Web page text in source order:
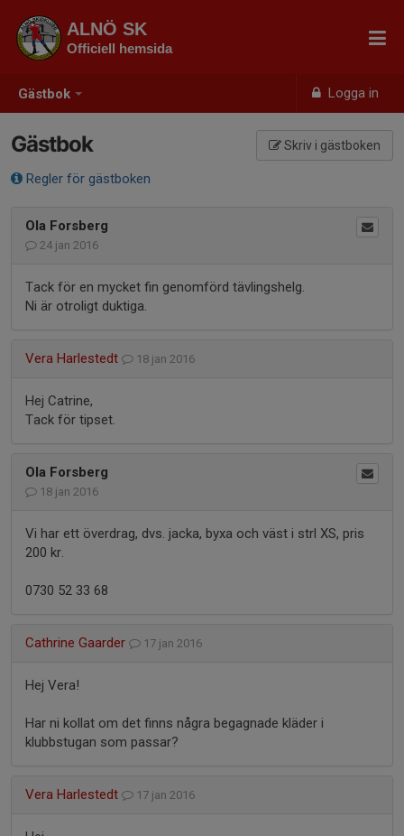
Gästbok Logga in
ALNÖ SK
Officiell hemsida
Gästbok Skriv i gästboken
Regler för gästboken
Ola Forsberg
24 jan 2016
Tack för en mycket fin genomförd tävlingshelg.
Ni är otroligt duktiga.
Vera Harlestedt 18 jan 2016
Hej Catrine,
Tack för tipset.
Ola Forsberg
18 jan 2016
Vi har ett överdrag, dvs. jacka, byxa och väst i strl XS, pris
200 kr.
0730 52 33 68
Cathrine Gaarder 17 jan 2016
Hej Vera!
Har ni kollat om det finns några begagnade kläder i
klubbstugan som passar?
Vera Harlestedt 17 jan 2016